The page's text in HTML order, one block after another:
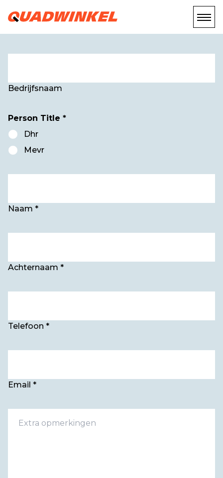
Bedrijfsnaam
Person Title *
Dhr
Mevr
Naam *
Achternaam *
Telefoon *
Email *